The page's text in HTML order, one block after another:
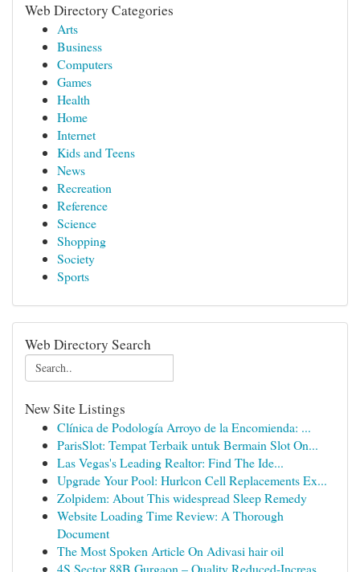
Web Directory Categories
Arts
Business
Computers
Games
Health
Home
Internet
Kids and Teens
News
Recreation
Reference
Science
Shopping
Society
Sports
Web Directory Search
New Site Listings
Clínica de Podología Arroyo de la Encomienda: ...
ParisSlot: Tempat Terbaik untuk Bermain Slot On...
Las Vegas's Leading Realtor: Find The Ide...
Upgrade Your Pool: Hurlcon Cell Replacements Ex...
Zolpidem: About This widespread Sleep Remedy
Website Loading Time Review: A Thorough
Document
The Most Spoken Article On Adivasi hair oil
4S Sector 88B Gurgaon – Quality Reduced-Increas...